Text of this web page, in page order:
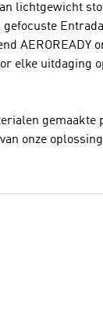
lichtgewicht
AEROREADY
elke uitdaging
gemaakte
onze